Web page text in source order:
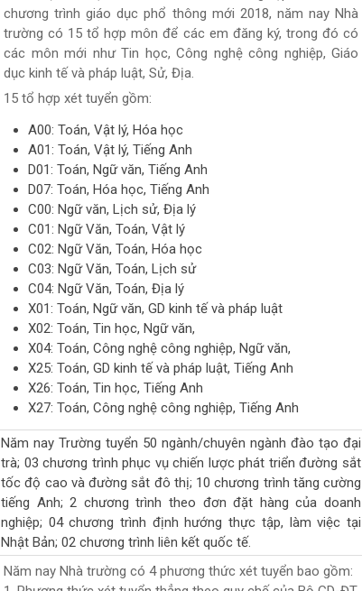
chương trình giáo dục phổ thông mới 2018, năm nay Nhà
trường có 15 tổ hợp môn để các em đăng ký, trong đó có
các môn mới như Tin học, Công nghệ công nghiệp, Giáo
dục kinh tế và pháp luật, Sử, Địa.
15 tổ hợp xét tuyển gồm:
A00: Toán, Vật lý, Hóa học
A01: Toán, Vật lý, Tiếng Anh
D01: Toán, Ngữ văn, Tiếng Anh
D07: Toán, Hóa học, Tiếng Anh
C00: Ngữ văn, Lịch sử, Địa lý
C01: Ngữ Văn, Toán, Vật lý
C02: Ngữ Văn, Toán, Hóa học
C03: Ngữ Văn, Toán, Lịch sử
C04: Ngữ Văn, Toán, Địa lý
X01: Toán, Ngữ văn, GD kinh tế và pháp luật
X02: Toán, Tin học, Ngữ văn,
X04: Toán, Công nghệ công nghiệp, Ngữ văn,
X25: Toán, GD kinh tế và pháp luật, Tiếng Anh
X26: Toán, Tin học, Tiếng Anh
X27: Toán, Công nghệ công nghiệp, Tiếng Anh
Năm nay Trường tuyển 50 ngành/chuyên ngành đào tạo đại
trà; 03 chương trình phục vụ chiến lược phát triển đường sắt
tốc độ cao và đường sắt đô thị; 10 chương trình tăng cường
tiếng Anh; 2 chương trình theo đơn đặt hàng của doanh
nghiệp; 04 chương trình định hướng thực tập, làm việc tại
Nhật Bản; 02 chương trình liên kết quốc tế.
Năm nay Nhà trường có 4 phương thức xét tuyển bao gồm: